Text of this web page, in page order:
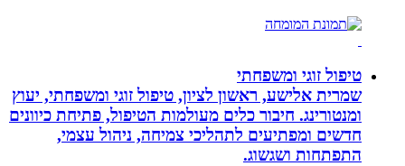
טיפול זוגי ומשפחתי
שמרית אלישע, ראשון לציון, טיפול זוגי ומשפחתי, יעוץ
ומנטורינג. חיבור כלים מעולמות הטיפול, פתיחת כיוונים
חדשים ומפתיעים לתהליכי צמיחה, ניהול עצמי,
התפתחות ושגשוג.